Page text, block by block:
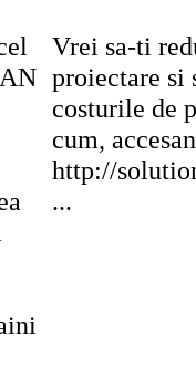
Vrei sa-ti
proiectare
costurile de
cum,
http://
...